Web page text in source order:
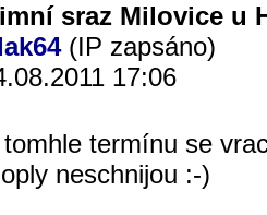
sraz Milovice u
(IP zapsáno)
17:06
termínu se
neschnijou :-)